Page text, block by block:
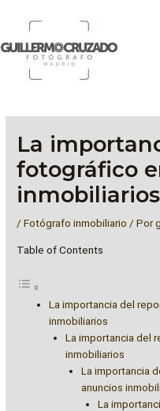
contenido
La
fotográfico
inmobiliarios
/Fotógrafo inmobiliario / Por
Table of Contents
La importancia del
inmobiliarios
La importancia del
inmobiliarios
La importancia
anuncios
La